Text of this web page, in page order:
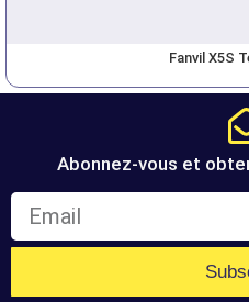
Fanvil X5S
Abonnez-vous et